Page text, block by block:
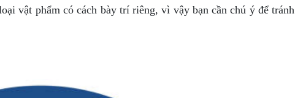
vật phẩm có cách bày trí riêng, vì vậy bạn cần chú ý để tránh